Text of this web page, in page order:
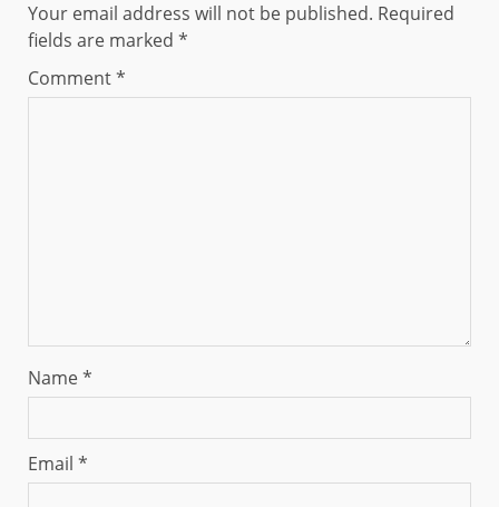
Your email address will not be published. Required
fields are marked *
Comment*
Name*
Email *